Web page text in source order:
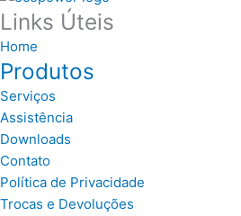
Links Úteis
Home
Produtos
Serviços
Assistência
Downloads
Contato
Política de Privacidade
Trocas e Devoluções